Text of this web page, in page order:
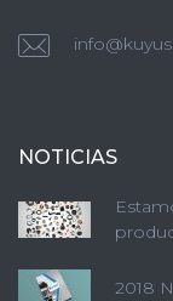
NOTICIAS
2018